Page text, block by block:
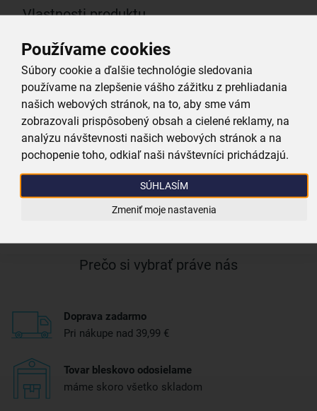
Používame cookies
Súbory cookie a ďalšie technológie sledovania
používame na zlepšenie vášho zážitku z prehliadania
našich webových stránok, na to, aby sme vám
zobrazovali prispôsobený obsah a cielené reklamy, na
analýzu návštevnosti našich webových stránok a na
pochopenie toho, odkiaľ naši návštevníci prichádzajú.
SÚHLASÍM
Zmeniť moje nastavenia
Vlastnosti produktu
Farby:
Výška (cm):
Prečo si vybrať práve nás
Doprava zadarmo
Pri nákupe nad 39,99 €
Tovar bleskovo odosielame
máme skoro všetko skladom